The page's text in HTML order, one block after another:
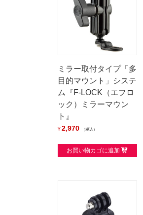
ミラー取付タイプ「多
目的マウント」システ
ム『F-LOCK（エフロ
ック）ミラーマウン
ト』
¥2,970 税込
お買い物カゴに追加